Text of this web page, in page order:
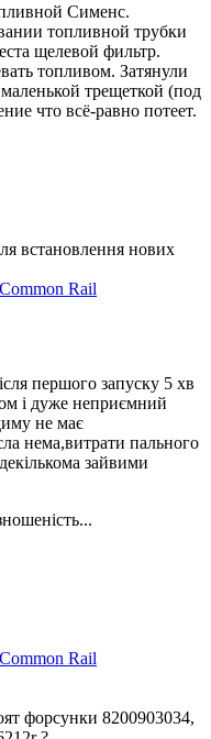
Сименс.
топливной трубки
щелевой фильтр.
топливом. Затянули
маленькой трещеткой (под
что всё-равно потеет.
встановлення нових
Rail
першого запуску 5 хв
і дуже неприємний
не має
нема,витрати пального
зайвими
Rail
форсунки 8200903034,